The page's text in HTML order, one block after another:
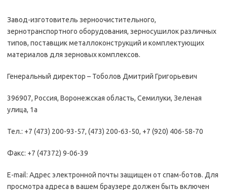
Завод-изготовитель зерноочистительного,
зернотранспортного оборудования, зерносушилок различных
типов, поставщик металлоконструкций и комплектующих
материалов для зерновых комплексов.
Генеральный директор – Тоболов Дмитрий Григорьевич
396907, Росcия, Воронежская область, Семилуки, Зеленая
улица, 1а
Тел.: +7 (473) 200-93-57, (473) 200-63-50, +7 (920) 406-58-70
Факс: +7 (47372) 9-06-39
E-mail: Адрес электронной почты защищен от спам-ботов. Для
просмотра адреса в вашем браузере должен быть включен